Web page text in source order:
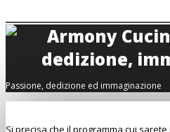
Passione, dedizione ed immaginazione